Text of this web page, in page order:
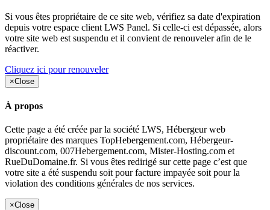
Si vous êtes propriétaire de ce site web, vérifiez sa date d'expiration
depuis votre espace client LWS Panel. Si celle-ci est dépassée, alors
votre site web est suspendu et il convient de renouveler afin de le
réactiver.
Cliquez ici pour renouveler
×Close
À propos
Cette page a été créée par la société LWS, Hébergeur web
propriétaire des marques TopHebergement.com, Hébergeur-
discount.com, 007Hebergement.com, Mister-Hosting.com et
RueDuDomaine.fr. Si vous êtes redirigé sur cette page c’est que
votre site a été suspendu soit pour facture impayée soit pour la
violation des conditions générales de nos services.
×Close